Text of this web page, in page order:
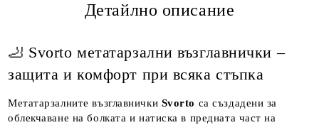
Ние ще се свържем с вас в рамките на работния ден.
Детайлно описание
🦶 Svorto метатарзални възглавнички –
защита и комфорт при всяка стъпка
Метатарзалните възглавнички Svorto са създадени за
облекчаване на болката и натиска в предната част на